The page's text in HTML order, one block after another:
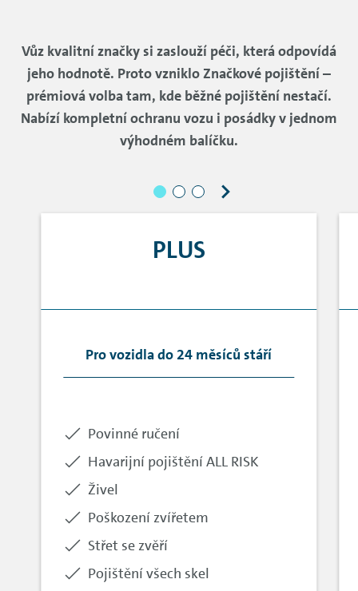
Vůz kvalitní značky si zaslouží péči, která odpovídá
jeho hodnotě. Proto vzniklo Značkové pojištění –
prémiová volba tam, kde běžné pojištění nestačí.
Nabízí kompletní ochranu vozu i posádky v jednom
výhodném balíčku.
PLUS
Pro vozidla do 24 měsíců stáří
Included:
Povinné ručení
Included:
Havarijní pojištění ALL RISK
Included:
Živel
Included:
Poškození zvířetem
Included:
Střet se zvěří
Included:
Pojištění všech skel